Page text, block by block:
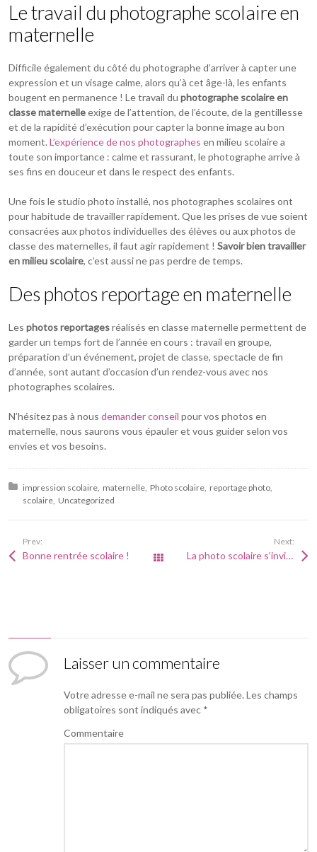
Le travail du photographe scolaire en
maternelle
Difficile également du côté du photographe d’arriver à capter une
expression et un visage calme, alors qu’à cet âge-là, les enfants
bougent en permanence ! Le travail du photographe scolaire en
classe maternelleexige de l’attention, de l’écoute, de la gentillesse
et de la rapidité d’exécution pour capter la bonne image au bon
moment.L’expérience de nos photographes en milieu scolaire a
toute son importance : calme et rassurant, le photographe arrive à
ses fins en douceur et dans le respect des enfants.
Une fois le studio photo installé, nos photographes scolaires ont
pour habitude de travailler rapidement. Que les prises de vue soient
consacrées aux photos individuelles des élèves ou aux photos de
classe des maternelles, il faut agir rapidement !Savoir bien travailler
en milieu scolaire, c’est aussi ne pas perdre de temps.
Des photos reportage en maternelle
Lesphotos reportagesréalisés en classe maternelle permettent de
garder un temps fort de l’année en cours : travail en groupe,
préparation d’un événement, projet de classe, spectacle de fin
d’année, sont autant d’occasion d’un rendez-vous avec nos
photographes scolaires.
N’hésitez pas à nousdemander conseil pour vos photos en
maternelle, nous saurons vous épauler et vous guider selon vos
envies et vos besoins.
Posted in:
impression scolaire maternelle Photo scolaire reportage photo
scolaire Uncategorized
Prev:
Bonne rentrée scolaire ! Tous les articles
Next:
La photo scolaire s’invite dans les crèches
Laisser un commentaire
Votre adresse e-mail ne sera pas publiée. Les champs
obligatoires sont indiqués avec *
Commentaire